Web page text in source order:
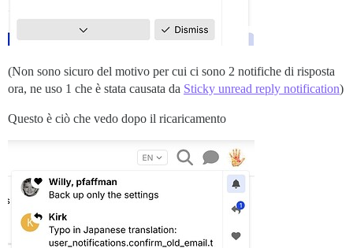
(Non sono sicuro del motivo per cui ci sono 2 notifiche di risposta
ora, ne uso 1 che è stata causata da Sticky unread reply notification)
Questo è ciò che vedo dopo il ricaricamento